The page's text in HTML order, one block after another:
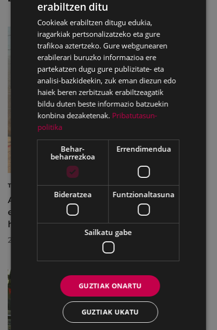
TURISMOA
Azahara Dominguez diputatuak Eibarko
eraldaketa turistikoa nabarmendu du
herrira egin duen bisitan
2026/07/30
erabiltzen ditu
Cookieak erabiltzen ditugu edukia,
iragarkiak pertsonalizatzeko eta gure
trafikoa aztertzeko. Gure webgunearen
erabilerari buruzko informazioa ere
partekatzen dugu gure publizitate- eta
analisi-bazkideekin, zuk eman diezun edo
haiek beren zerbitzuak erabiltzeagatik
bildu duten beste informazio batzuekin
konbina dezaketenak. Pribatutasun-
politika
Behar-
beharrezkoa
Errendimendua
Bideratzea Funtzionaltasuna
Sailkatu gabe
GUZTIAK ONARTU
GUZTIAK UKATU